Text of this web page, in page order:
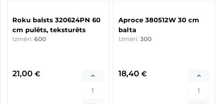
Roku balsts 320624PN 60
cm pulēts, teksturēts
Izmēri: 600
21,00 €
Aproce 380512W 30 cm
balta
Izmēri: 300
18,40 €